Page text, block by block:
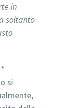
in
soltanto
si